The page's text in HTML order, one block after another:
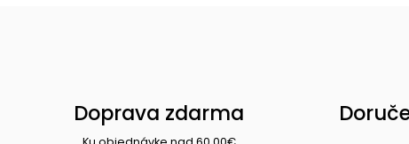
Doprava zdarma